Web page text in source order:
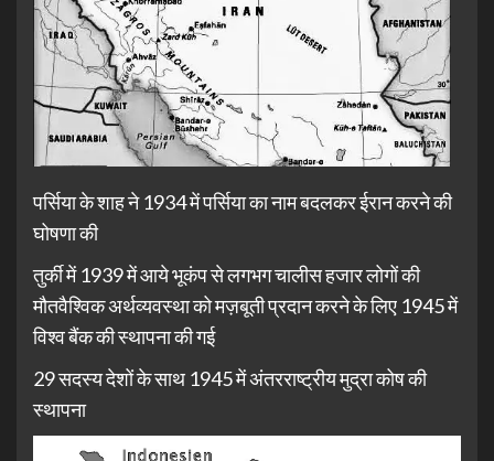
पर्सिया के शाह ने 1934 में पर्सिया का नाम बदलकर ईरान करने की
घोषणा की
तुर्की में 1939 में आये भूकंप से लगभग चालीस हजार लोगों की
मौतवैश्विक अर्थव्यवस्था को मज़बूती प्रदान करने के लिए 1945 में
विश्व बैंक की स्थापना की गई
29 सदस्य देशों के साथ 1945 में अंतरराष्ट्रीय मुद्रा कोष की
स्थापना